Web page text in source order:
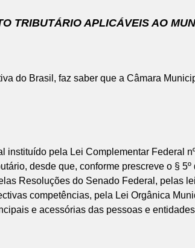
TRIBUTÁRIO APLICÁVEIS AO
do Brasil, faz saber que a Câmara
pela Lei Complementar Federal
desde que, conforme prescreve o § 5º
Resoluções do Senado Federal, pelas
competências, pela Lei Orgânica
e acessórias das pessoas e